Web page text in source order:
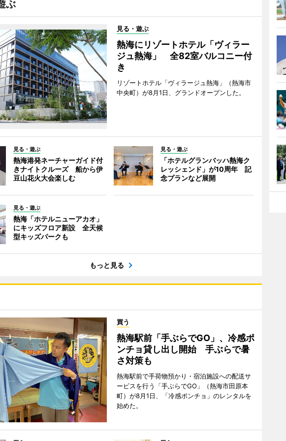
ぶ
見る・遊ぶ
熱海にリゾートホテル「ヴィラー
ジュ熱海」 全82室バルコニー付
き
リゾートホテル「ヴィラージュ熱海」（熱海市
中央町）が8月1日、グランドオープンした。
見る・遊ぶ
熱海港発ネーチャーガイド付
きナイトクルーズ 船から伊
豆山花火大会楽しむ
見る・遊ぶ
「ホテルグランバッハ熱海ク
レッシェンド」が10周年 記
念プランなど展開
見る・遊ぶ
熱海「ホテルニューアカオ」
にキッズフロア新設 全天候
型キッズパークも
もっと見る
買う
熱海駅前「手ぶらでGO」、冷感ポ
ンチョ貸し出し開始 手ぶらで暑
さ対策も
熱海駅前で手荷物預かり・宿泊施設への配送サ
ービスを行う「手ぶらでGO」（熱海市田原本
町）が8月1日、「冷感ポンチョ」のレンタルを
始めた。